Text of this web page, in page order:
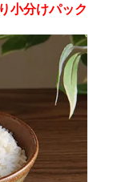
小分けパック